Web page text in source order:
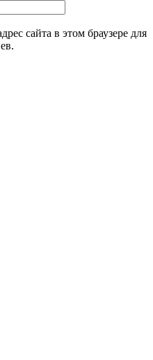
сайта в этом браузере для